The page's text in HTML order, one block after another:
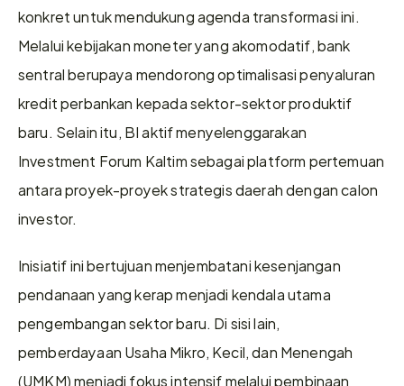
konkret untuk mendukung agenda transformasi ini.
Melalui kebijakan moneter yang akomodatif, bank
sentral berupaya mendorong optimalisasi penyaluran
kredit perbankan kepada sektor-sektor produktif
baru. Selain itu, BI aktif menyelenggarakan
Investment Forum Kaltim sebagai platform pertemuan
antara proyek-proyek strategis daerah dengan calon
investor.
Inisiatif ini bertujuan menjembatani kesenjangan
pendanaan yang kerap menjadi kendala utama
pengembangan sektor baru. Di sisi lain,
pemberdayaan Usaha Mikro, Kecil, dan Menengah
(UMKM) menjadi fokus intensif melalui pembinaan